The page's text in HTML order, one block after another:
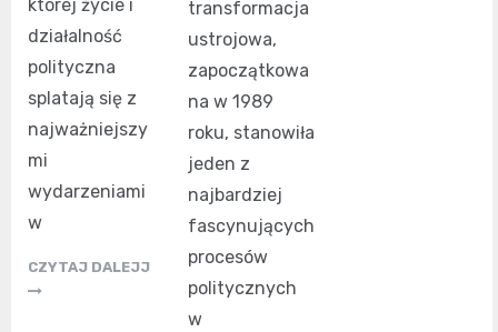
której życie i
działalność
polityczna
splatają się z
najważniejszy
mi
wydarzeniami
w
CZYTAJ DALEJJ
transformacja
ustrojowa,
zapoczątkowa
na w 1989
roku, stanowiła
jeden z
najbardziej
fascynujących
procesów
politycznych
w